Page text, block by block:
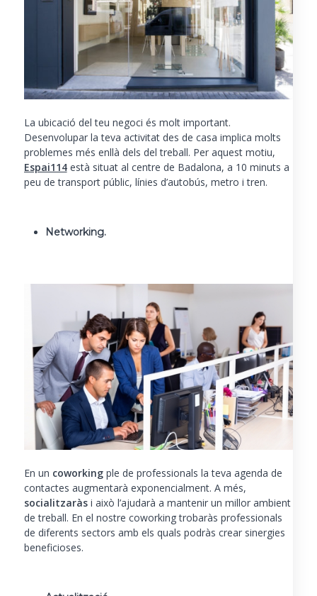
La ubicació del teu negoci és molt important.
Desenvolupar la teva activitat des de casa implica molts
problemes més enllà dels del treball. Per aquest motiu,
Espai114està situat al centre de Badalona, a 10 minuts a
peu de transport públic, línies d’autobús, metro i tren.
Networking.
En un coworking ple de professionals la teva agenda de
contactes augmentarà exponencialment. A més,
socialitzaràs i això l’ajudarà a mantenir un millor ambient
de treball. En el nostre coworking trobaràs professionals
de diferents sectors amb els quals podràs crear sinergies
beneficioses.